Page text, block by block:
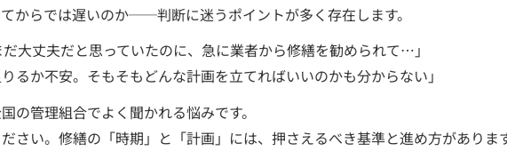
からでは遅いのか──判断に迷うポイントが多く存在します。
だ大丈夫だと思っていたのに、急に業者から修繕を勧められて…」
りるか不安。そもそもどんな計画を立てればいいのかも分からない」
の管理組合でよく聞かれる悩みです。
さい。修繕の「時期」と「計画」には、押さえるべき基準と進め方がありま